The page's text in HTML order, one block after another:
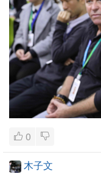
0
木子文